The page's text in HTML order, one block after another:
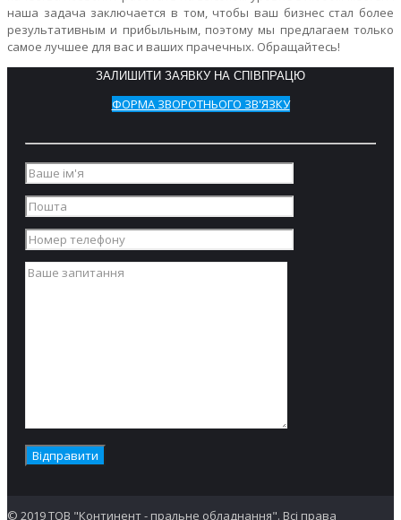
наша задача заключается в том, чтобы ваш бизнес стал более
результативным и прибыльным, поэтому мы предлагаем только
самое лучшее для вас и ваших прачечных. Обращайтесь!
ЗАЛИШИТИ ЗАЯВКУ НА СПІВПРАЦЮ
ФОРМА ЗВОРОТНЬОГО ЗВ'ЯЗКУ
© 2019 ТОВ "Континент - пральне обладнання". Всі права